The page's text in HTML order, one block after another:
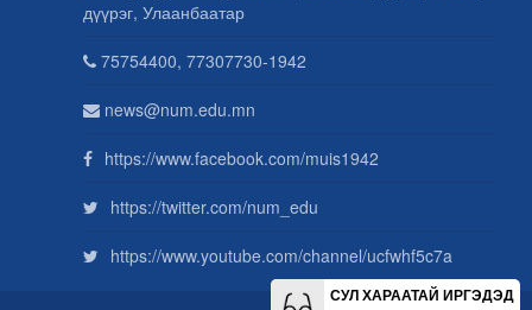
дүүрэг, Улаанбаатар
75754400, 77307730-1942
news@num.edu.mn
https://www.facebook.com/muis1942
https://twitter.com/num_edu
https://www.youtube.com/channel/ucfwhf5c7a
СУЛ ХАРААТАЙ ИРГЭДЭД